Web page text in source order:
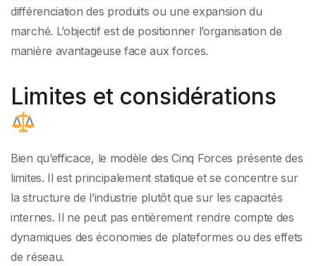
différenciation des produits ou une expansion du
marché. L’objectif est de positionner l’organisation de
manière avantageuse face aux forces.
Limites et considérations
Bien qu’efficace, le modèle des Cinq Forces présente des
limites. Il est principalement statique et se concentre sur
la structure de l’industrie plutôt que sur les capacités
internes. Il ne peut pas entièrement rendre compte des
dynamiques des économies de plateformes ou des effets
de réseau.